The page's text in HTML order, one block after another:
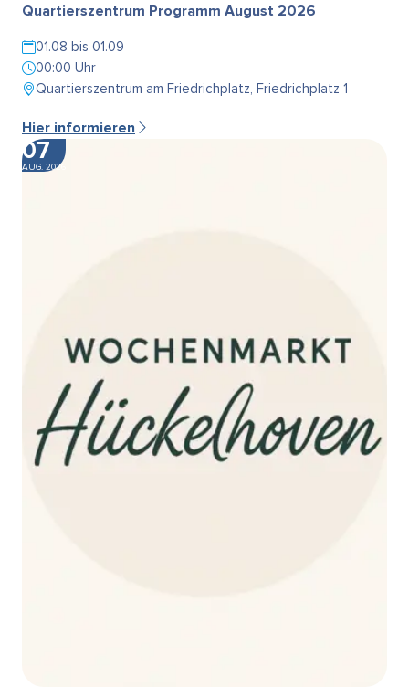
Quartierszentrum Programm August 2026
01.08 bis 01.09
00:00 Uhr
Quartierszentrum am Friedrichplatz, Friedrichplatz 1
Hier informieren
07
AUG. 2026